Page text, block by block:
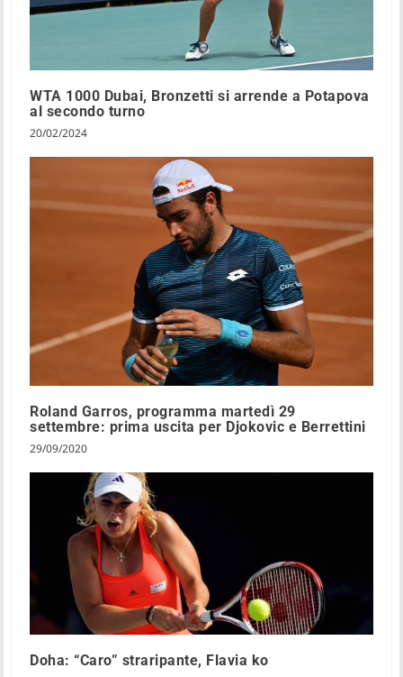
WTA 1000 Dubai, Bronzetti si arrende a Potapova
al secondo turno
20/02/2024
Roland Garros, programma martedì 29
settembre: prima uscita per Djokovic e Berrettini
29/09/2020
Doha: “Caro” straripante, Flavia ko